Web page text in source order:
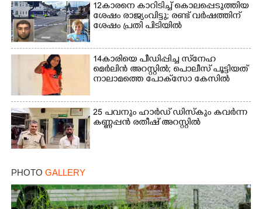
12കാരനെ കാറിടിച്ച് കൊലപ്പെടുത്തിയ
ശേഷം രാജ്യംവിട്ടു; രണ്ട് വർഷത്തിന്
ശേഷം പ്രതി പിടിയിൽ
14കാരിയെ പീഡിപ്പിച്ച സ്‌നേഹ
മെർലിൻ അറസ്റ്റിൽ; പൊലീസ് പൂട്ടിയത്
നാലാമത്തെ പോക്‌സോ കേസിൽ
25 പവനും ഹാർഡ് ഡിസ്കും കവർന്ന
കണ്ണപ്പൻ രതീഷ് അറസ്റ്റിൽ
PHOTO GALLERY